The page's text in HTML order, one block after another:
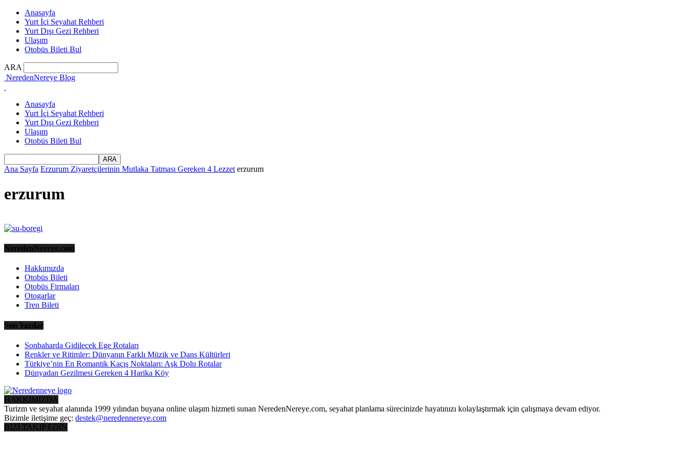
Anasayfa
Yurt İçi Seyahat Rehberi
Yurt Dışı Gezi Rehberi
Ulaşım
Otobüs Bileti Bul
ARA
NeredenNereye Blog
Anasayfa
Yurt İçi Seyahat Rehberi
Yurt Dışı Gezi Rehberi
Ulaşım
Otobüs Bileti Bul
Ana Sayfa Erzurum Ziyaretçilerinin Mutlaka Tatması Gereken 4 Lezzet erzurum
erzurum
NeredenNereye.com
Hakkımızda
Otobüs Bileti
Otobüs Firmaları
Otogarlar
Tren Bileti
Son Yazılar
Sonbaharda Gidilecek Ege Rotaları
Renkler ve Ritimler: Dünyanın Farklı Müzik ve Dans Kültürleri
Türkiye’nin En Romantik Kaçış Noktaları: Aşk Dolu Rotalar
Dünyadan Gezilmesi Gereken 4 Harika Köy
HAKKIMIZDA
Turizm ve seyahat alanında 1999 yılından buyana online ulaşım hizmeti sunan NeredenNereye.com, seyahat planlama sürecinizde hayatınızı kolaylaştırmak için çalışmaya devam ediyor.
Bizimle iletişime geç: destek@neredennereye.com
BIZI TAKIP EDIN